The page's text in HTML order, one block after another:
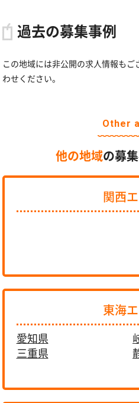
過去の募集事例
この地域には非公開の求人情報も
わせください。
Other
他の地域の募
関西
東海
愛知県
三重県